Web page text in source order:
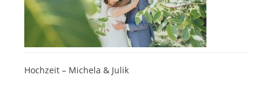
Hochzeit – Michela & Julik